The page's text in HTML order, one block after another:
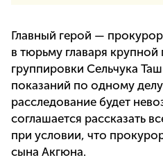
Главный герой —
в тюрьму главаря крупной
группировки Сельчука
показаний по одному
расследование будет
соглашается рассказать
при условии, что
сына Акгюна.